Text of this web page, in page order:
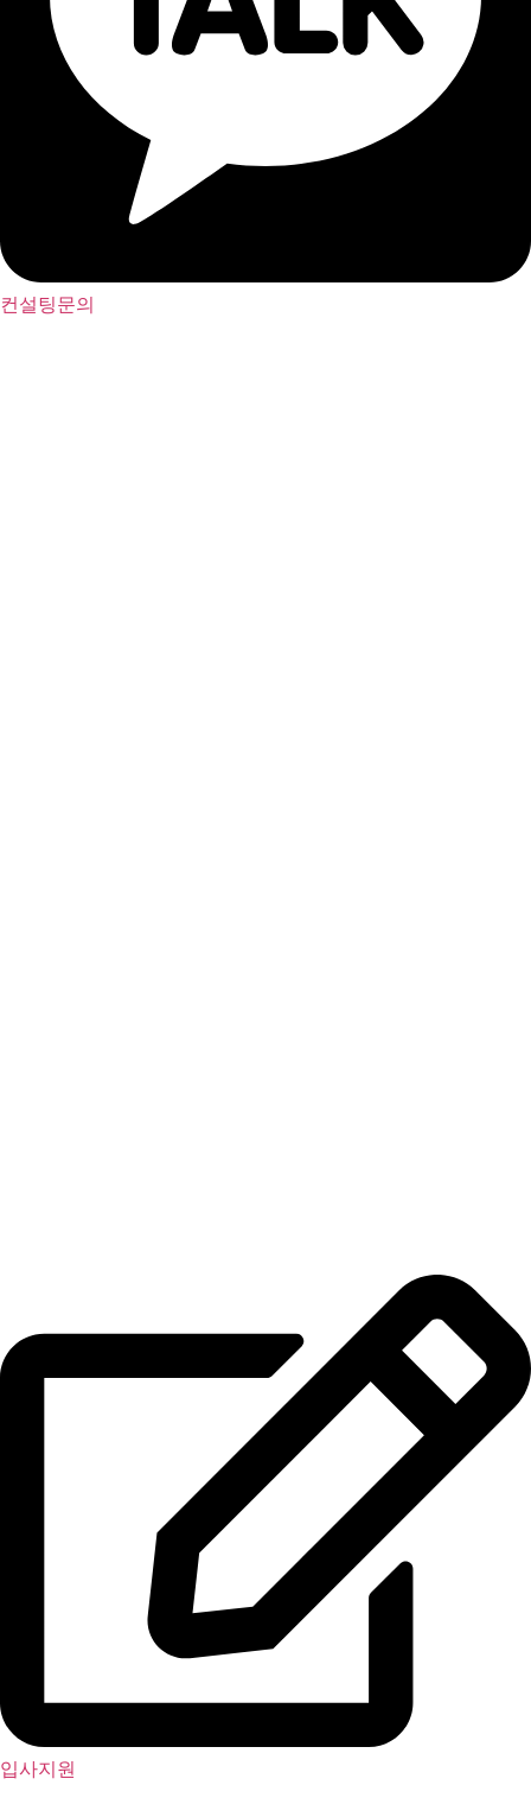
컨설팅문의
입사지원